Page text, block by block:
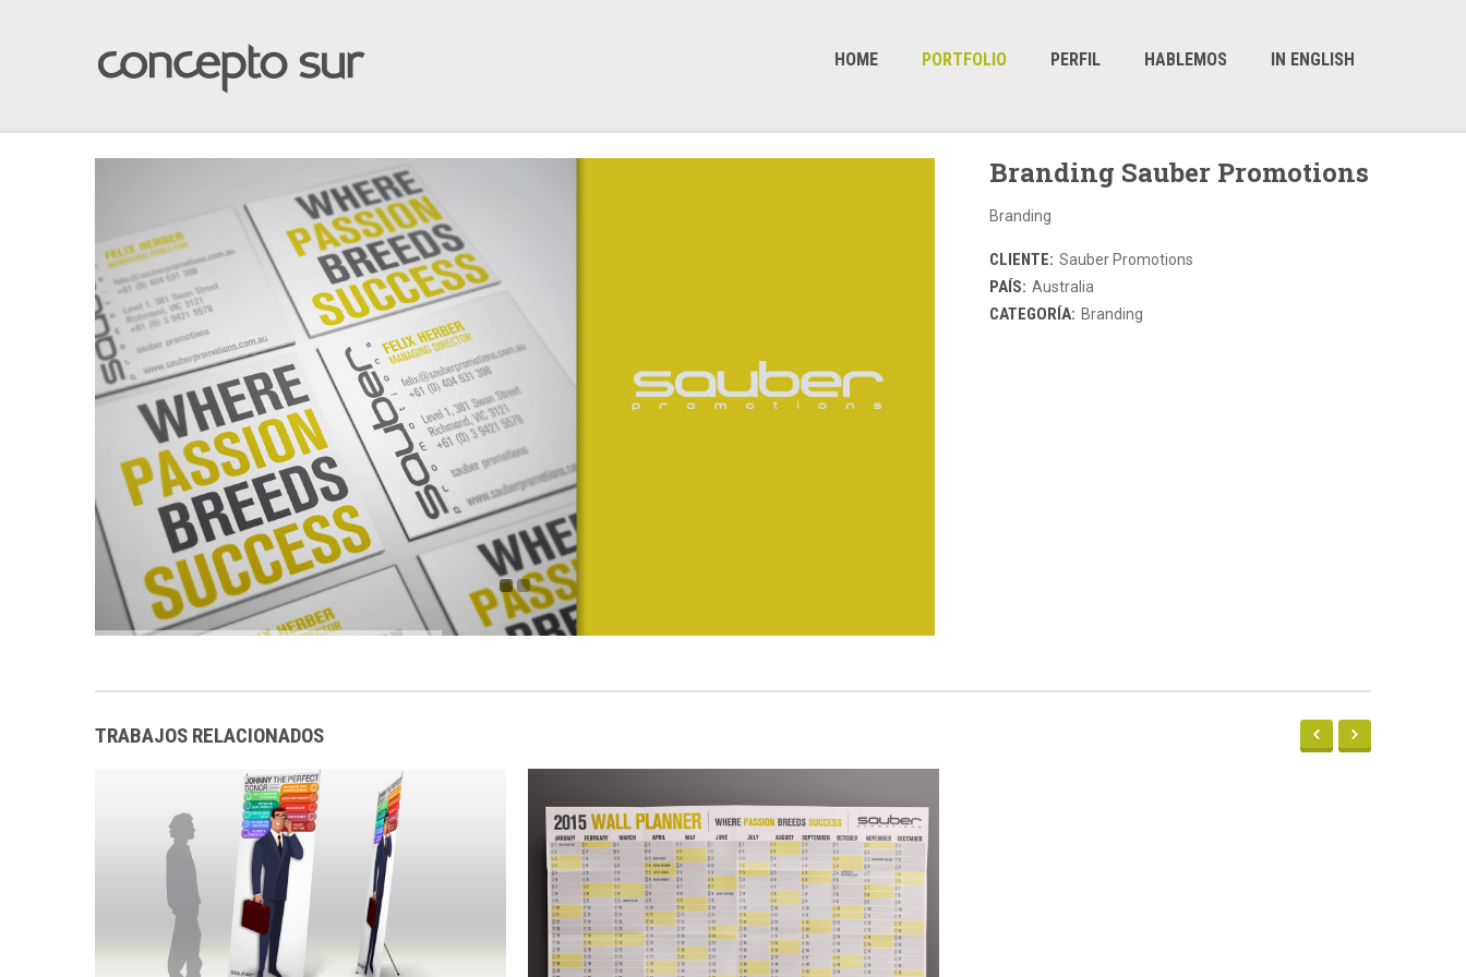
HOME PORTFOLIO PERFIL HABLEMOS IN ENGLISH
Branding Sauber Promotions
Branding
CLIENTE: Sauber Promotions
PAÍS: Australia
CATEGORÍA: Branding
TRABAJOS RELACIONADOS